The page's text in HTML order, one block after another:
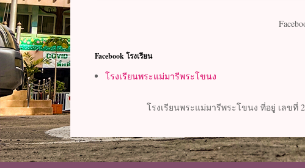
Facebook โรงเรียน
Facebook โรงเรียน
โรงเรียนพระแม่มารีพระโขนง
โรงเรียนพระแม่มารีพระโขนง ที่อยู่ เลข